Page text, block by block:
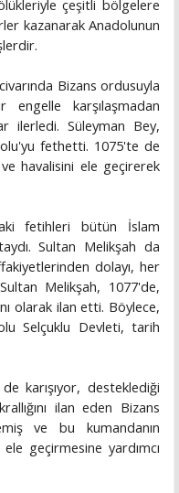
çeşitli bölgelere
kazanarak Anadolunun
Bizans ordusuyla
engelle karşılaşmadan
ilerledi. Süleyman Bey,
fethetti. 1075'te de
havalisini ele geçirerek
fetihleri bütün İslam
Sultan Melikşah da
dolayı, her
Melikşah, 1077'de,
olarak ilan etti. Böylece,
Selçuklu Devleti, tarih
karışıyor, desteklediği
ilan eden Bizans
ve bu kumandanın
geçirmesine yardımcı